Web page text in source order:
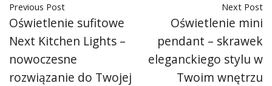
Previous Post
Oświetlenie sufitowe
Next Kitchen Lights –
nowoczesne
rozwiązanie do Twojej
Next Post
Oświetlenie mini
pendant – skrawek
eleganckiego stylu w
Twoim wnętrzu